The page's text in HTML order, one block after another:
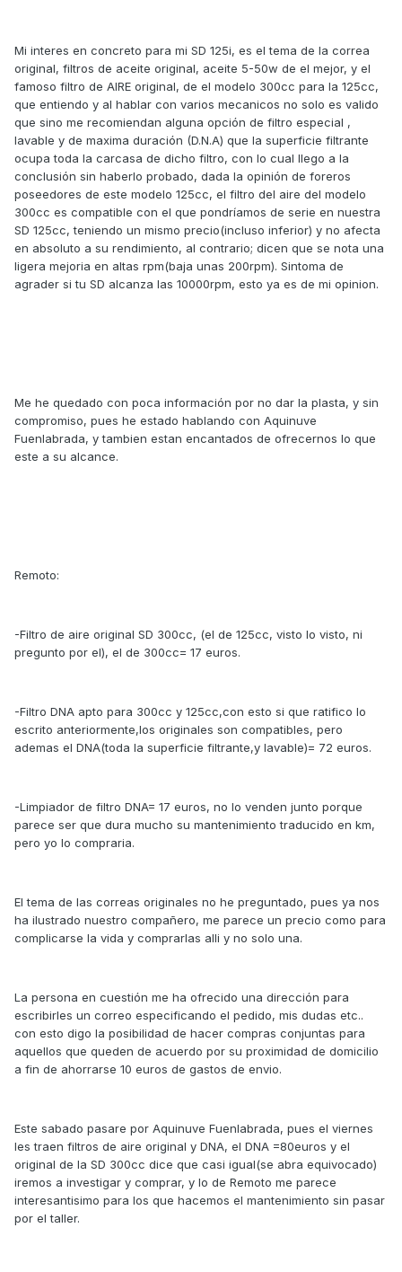
Mi interes en concreto para mi SD 125i, es el tema de la correa
original, filtros de aceite original, aceite 5-50w de el mejor, y el
famoso filtro de AIRE original, de el modelo 300cc para la 125cc,
que entiendo y al hablar con varios mecanicos no solo es valido
que sino me recomiendan alguna opción de filtro especial ,
lavable y de maxima duración (D.N.A) que la superficie filtrante
ocupa toda la carcasa de dicho filtro, con lo cual llego a la
conclusión sin haberlo probado, dada la opinión de foreros
poseedores de este modelo 125cc, el filtro del aire del modelo
300cc es compatible con el que pondríamos de serie en nuestra
SD 125cc, teniendo un mismo precio(incluso inferior) y no afecta
en absoluto a su rendimiento, al contrario; dicen que se nota una
ligera mejoria en altas rpm(baja unas 200rpm). Sintoma de
agrader si tu SD alcanza las 10000rpm, esto ya es de mi opinion.
Me he quedado con poca información por no dar la plasta, y sin
compromiso, pues he estado hablando con Aquinuve
Fuenlabrada, y tambien estan encantados de ofrecernos lo que
este a su alcance.
Remoto:
-Filtro de aire original SD 300cc, (el de 125cc, visto lo visto, ni
pregunto por el), el de 300cc= 17 euros.
-Filtro DNA apto para 300cc y 125cc,con esto si que ratifico lo
escrito anteriormente,los originales son compatibles, pero
ademas el DNA(toda la superficie filtrante,y lavable)= 72 euros.
-Limpiador de filtro DNA= 17 euros, no lo venden junto porque
parece ser que dura mucho su mantenimiento traducido en km,
pero yo lo compraria.
El tema de las correas originales no he preguntado, pues ya nos
ha ilustrado nuestro compañero, me parece un precio como para
complicarse la vida y comprarlas alli y no solo una.
La persona en cuestión me ha ofrecido una dirección para
escribirles un correo especificando el pedido, mis dudas etc..
con esto digo la posibilidad de hacer compras conjuntas para
aquellos que queden de acuerdo por su proximidad de domicilio
a fin de ahorrarse 10 euros de gastos de envio.
Este sabado pasare por Aquinuve Fuenlabrada, pues el viernes
les traen filtros de aire original y DNA, el DNA =80euros y el
original de la SD 300cc dice que casi igual(se abra equivocado)
iremos a investigar y comprar, y lo de Remoto me parece
interesantisimo para los que hacemos el mantenimiento sin pasar
por el taller.